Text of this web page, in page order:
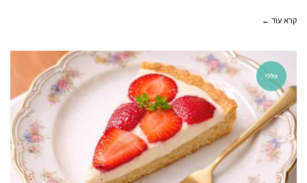
קרא עוד ←
כללי